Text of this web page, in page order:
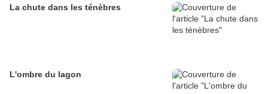
La chute dans les ténèbres
L'ombre du lagon